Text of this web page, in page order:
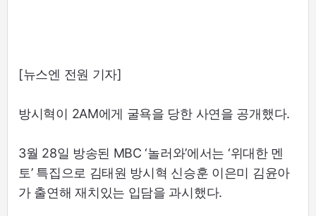
[뉴스엔 전원 기자]
방시혁이 2AM에게 굴욕을 당한 사연을 공개했다.
3월 28일 방송된 MBC ‘놀러와’에서는 ‘위대한 멘
토’ 특집으로 김태원 방시혁 신승훈 이은미 김윤아
가 출연해 재치있는 입담을 과시했다.